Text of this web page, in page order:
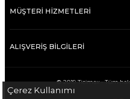
MÜŞTERİ HİZMETLERİ
ALIŞVERİŞ BİLGİLERİ
© 2019 Ticimax - Tüm
Çerez Kullanımı